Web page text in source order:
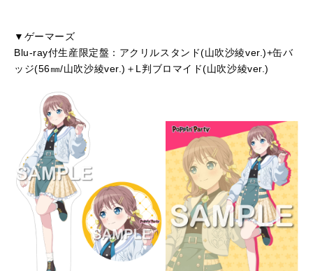
▼ゲーマーズ
Blu-ray付生産限定盤：アクリルスタンド(山吹沙綾ver.)+缶バ
ッジ(56㎜/山吹沙綾ver.)＋L判ブロマイド(山吹沙綾ver.)